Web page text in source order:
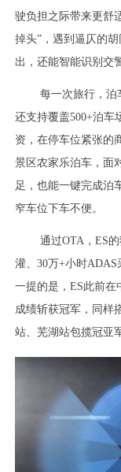
驶负担之际带来更舒
掉头”，遇到逼仄的
出，还能智能识别交
每一次旅行，泊
还支持覆盖500+泊车
资，在停车位紧张的
景区农家乐泊车，面
足，也能一键完成泊
窄车位下车不便。
通过OTA，ES
灌、30万+小时
一提的是，ES此前
成绩斩获冠军，同样
站、芜湖站包揽冠亚